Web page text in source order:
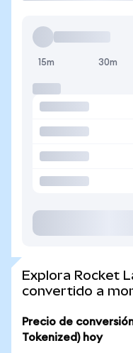
15m 30m
Explora Rocket
convertido a
Precio de
Tokenized) hoy